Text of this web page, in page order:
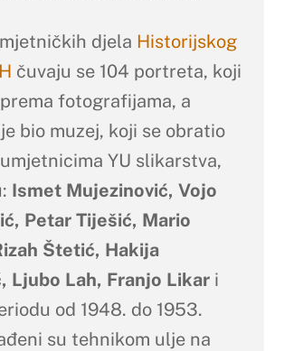
djela Historijskog
čuvaju se 104 portreta, koji
fotografijama, a
bio muzej, koji se obratio
YU slikarstva,
Ismet Mujezinović, Vojo
Petar Tiješić, Mario
Štetić, Hakija
Ljubo Lah, Franjo Likar i
od 1948. do 1953.
su tehnikom ulje na